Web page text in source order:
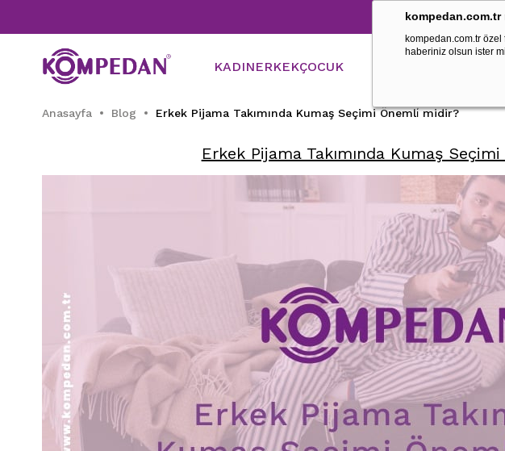
kompedan.com.tr
haberiniz olsun ister
Tüm Pijama
KADINERKEKÇOCUK
Anasayfa Blog Erkek Pijama Takımında Kumaş Seçimi Önemli̇ midir?
Erkek Pijama Takımında Kumaş